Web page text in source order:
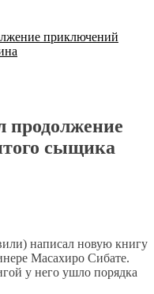
приключений
продолжение
сыщика
написал новую книгу
Масахиро Сибате.
у него ушло порядка